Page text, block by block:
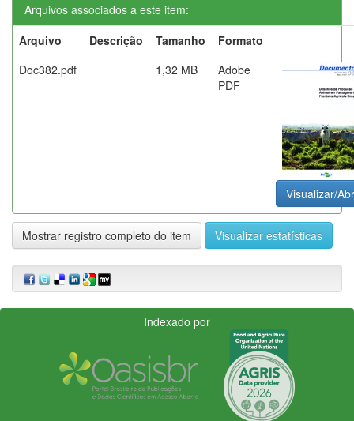
Arquivos associados a este item:
Arquivo
Descrição Tamanho
Formato
Doc382.pdf
1,32 MB
Adobe
PDF
Visualizar/
Mostrar registro completo do item Visualizar estatísticas
Indexado por